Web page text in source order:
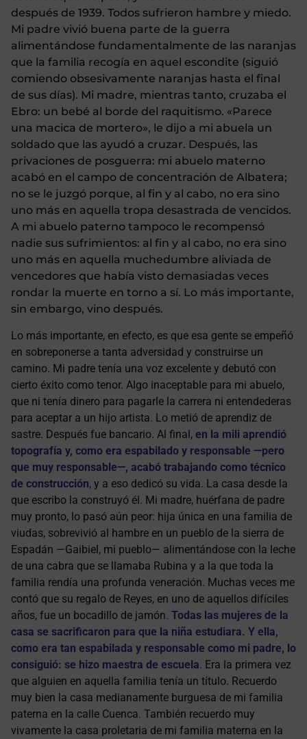
después de 1939. Todos sufrieron hambre y miedo.
Mi padre vivió buena parte de la guerra
alimentándose fundamentalmente de las naranjas
que la familia recogía en aquel escondite (siguió
comiendo obsesivamente naranjas hasta el final
de sus días). Mi madre, mientras tanto, cruzaba el
Ebro: un bebé al borde del raquitismo. «Parece
una macica de mortero», le dijo a mi abuela un
soldado que las ayudó a cruzar. Después, las
privaciones de posguerra: mi abuelo materno
acabó en el campo de concentración de Albatera;
no se le juzgó porque, al fin y al cabo, no era sino
uno más en aquella tropa desastrada de vencidos.
A mi abuelo paterno tampoco le recompensó
nadie sus sufrimientos: al fin y al cabo, no era sino
uno más en aquella muchedumbre aliviada de
vencedores que había visto demasiadas veces
rondar la muerte en torno a sí. Lo más importante,
sin embargo, vino después.
Lo más importante, en efecto, es que esa gente se empeñó
en sobreponerse a tanta adversidad y construirse un
camino. Mi padre tenía una voz excelente y debutó con
cierto éxito como tenor. Algo inaceptable para mi abuelo,
que ni tenía dinero para pagarle la carrera ni entendederas
para aceptar a un hijo artista. Lo metió de aprendiz de
sastre. Después fue bancario. Al final, en la mili aprendió
topografía y, como era espabilado y responsable —pero
que muy responsable—, acabó trabajando como técnico
de construcción, y a eso dedicó su vida. La casa desde la
que escribo la construyó él. Mi madre, huérfana de padre
muy pronto, lo pasó aún peor: hija única en una familia de
viudas, sobrevivió al hambre en un pueblo de la sierra de
Espadán —Gaibiel, mi pueblo— alimentándose con la leche
de una cabra que se llamaba Rubina y a la que toda la
familia rendía una profunda veneración. Muchas veces me
contó que su regalo de Reyes, en uno de aquellos difíciles
años, fue un bocadillo de jamón. Todas las mujeres de la
casa se sacrificaron para que la niña estudiara. Y ella,
como era tan espabilada y responsable como mi padre, lo
consiguió: se hizo maestra de escuela. Era la primera vez
que alguien en aquella familia tenía un título. Recuerdo
muy bien la casa medianamente burguesa de mi familia
paterna en la calle Cuenca. También recuerdo muy
vivamente la casa proletaria de mi familia materna en la